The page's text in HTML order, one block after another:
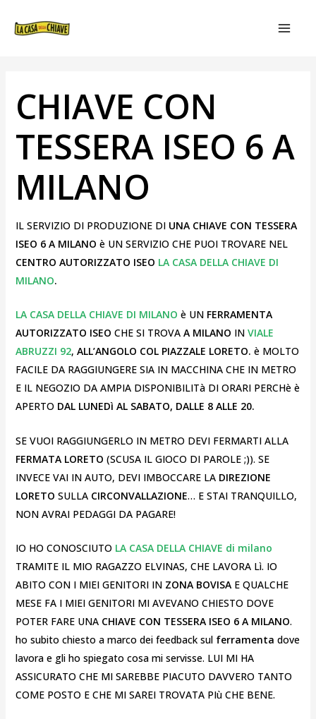
CHIAVE CON
TESSERA ISEO 6 A
MILANO
IL SERVIZIO DI PRODUZIONE DI UNA CHIAVE CON TESSERA
ISEO 6 A MILANO è UN SERVIZIO CHE PUOI TROVARE NEL
CENTRO AUTORIZZATO ISEO LA CASA DELLA CHIAVE DI
MILANO.
LA CASA DELLA CHIAVE DI MILANO è UN FERRAMENTA
AUTORIZZATO ISEO CHE SI TROVA A MILANO IN VIALE
ABRUZZI 92, ALL’ANGOLO COL PIAZZALE LORETO. è MOLTO
FACILE DA RAGGIUNGERE SIA IN MACCHINA CHE IN METRO
E IL NEGOZIO DA AMPIA DISPONIBILITà DI ORARI PERCHè è
APERTO DAL LUNEDì AL SABATO, DALLE 8 ALLE 20.
SE VUOI RAGGIUNGERLO IN METRO DEVI FERMARTI ALLA
FERMATA LORETO (SCUSA IL GIOCO DI PAROLE ;)). SE
INVECE VAI IN AUTO, DEVI IMBOCCARE LA DIREZIONE
LORETO SULLACIRCONVALLAZIONE… E STAI TRANQUILLO,
NON AVRAI PEDAGGI DA PAGARE!
IO HO CONOSCIUTO LA CASA DELLA CHIAVE di milano
TRAMITE IL MIO RAGAZZO ELVINAS, CHE LAVORA Lì. IO
ABITO CON I MIEI GENITORI IN ZONA BOVISAE QUALCHE
MESE FA I MIEI GENITORI MI AVEVANO CHIESTO DOVE
POTER FARE UNA CHIAVE CON TESSERA ISEO 6 A MILANO.
ho subito chiesto a marco dei feedback sul ferramenta dove
lavora e gli ho spiegato cosa mi servisse. LUI MI HA
ASSICURATO CHE MI SAREBBE PIACUTO DAVVERO TANTO
COME POSTO E CHE MI SAREI TROVATA PIù CHE BENE.
ARTICOLI